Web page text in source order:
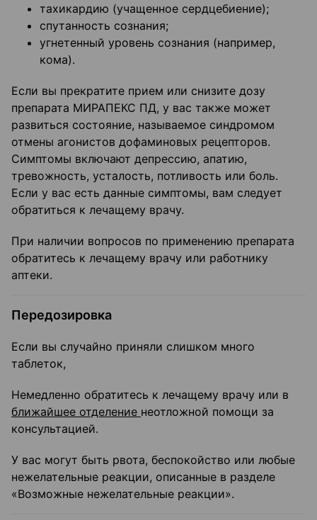
тахикардию (учащенное сердцебиение);
спутанность сознания;
угнетенный уровень сознания (например,
кома).
Если вы прекратите прием или снизите дозу
препарата МИРАПЕКС ПД, у вас также может
развиться состояние, называемое синдромом
отмены агонистов дофаминовых рецепторов.
Симптомы включают депрессию, апатию,
тревожность, усталость, потливость или боль.
Если у вас есть данные симптомы, вам следует
обратиться к лечащему врачу.
При наличии вопросов по применению препарата
обратитесь к лечащему врачу или работнику
аптеки.
Передозировка
Если вы случайно приняли слишком много
таблеток,
Немедленно обратитесь к лечащему врачу или в
ближайшее отделение неотложной помощи за
консультацией.
У вас могут быть рвота, беспокойство или любые
нежелательные реакции, описанные в разделе
«Возможные нежелательные реакции».